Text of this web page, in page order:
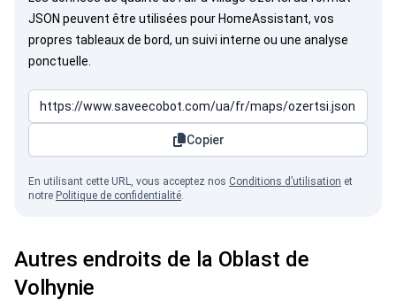
JSON peuvent être utilisées pour HomeAssistant, vos
propres tableaux de bord, un suivi interne ou une analyse
ponctuelle.
Copier
En utilisant cette URL, vous acceptez nos Conditions d’utilisation et
notre Politique de confidentialité.
Autres endroits de la Oblast de
Volhynie